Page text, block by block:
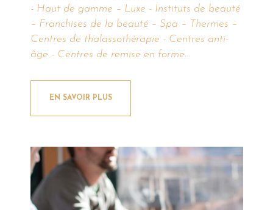
- Haut de gamme – Luxe - Instituts de beauté
– Franchises de la beauté – Spa – Thermes –
Centres de thalassothérapie - Centres anti-
âge - Centres de remise en forme...
EN SAVOIR PLUS